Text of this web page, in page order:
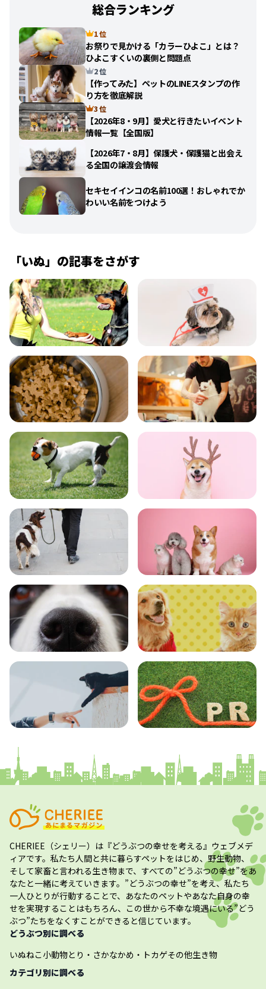
総合ランキング
1 位
お祭りで見かける「カラーひよこ」とは？
ひよこすくいの裏側と問題点
2 位
【作ってみた】ペットのLINEスタンプの作
り方を徹底解説
3 位
【2026年8・9月】愛犬と行きたいイベント
情報一覧【全国版】
【2026年7・8月】保護犬・保護猫と出会え
る全国の譲渡会情報
セキセイインコの名前100選！おしゃれでか
わいい名前をつけよう
「いぬ」の記事をさがす
飼い方 健康
食事 お手入れ
トレーニング グッズ
おでかけ 図鑑
エンタメ クイズ
CHERIEE（シェリー） は『どうぶつの幸せを考える』ウェブメデ
ィアです。私たち人間と共に暮らすペットをはじめ、野生動物、
そして家畜と言われる生き物まで、すべての”どうぶつの幸せ”をあ
なたと一緒に考えていきます。”どうぶつの幸せ”を考え、私たち
一人ひとりが行動することで、あなたのペットやあなた自身の幸
せを実現することはもちろん、この世から不幸な境遇にいる”どう
ぶつ”たちをなくすことができると信じています。
どうぶつ別に調べる
いぬねこ小動物とり・さかなかめ・トカゲその他生き物
カテゴリ別に調べる